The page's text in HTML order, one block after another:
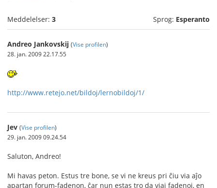
Meddelelser: 3 Sprog: Esperanto
Andreo Jankovskij (Vise profilen)
28. jan. 2009 22.17.55
http://www.retejo.net/bildoj/lernobildoj/1/
Jev (Vise profilen)
29. jan. 2009 09.24.54
Saluton, Andreo!
Mi havas peton. Estus tre bone, se vi ne kreus pri ĉiu via aĵo
apartan forum-fadenon, ĉar nun estas tro da viaj fadenoj, en